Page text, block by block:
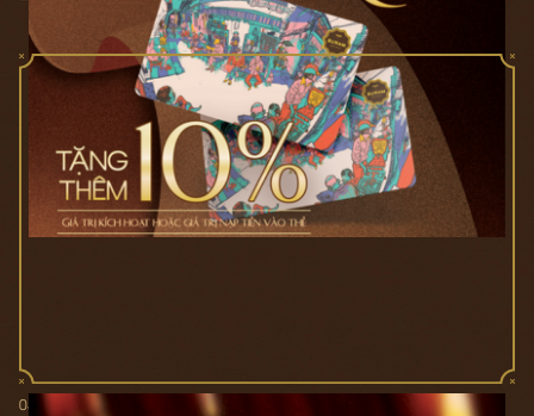
03/07/2024